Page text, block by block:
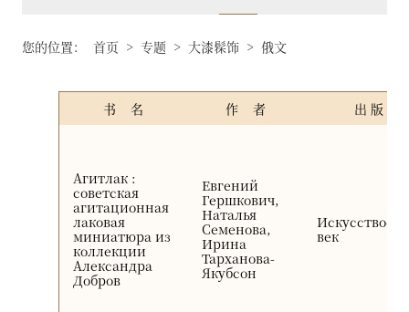
您的位置： 首页 > 专题 > 大漆髹饰 > 俄文
书 名 作 者 出 版 社
Агитлак :
советская
агитационная
лаковая
миниатюра из
коллекции
Александра
Добров
Евгений
Гершкович,
Наталья
Семенова,
Ирина
Тарханова-
Якубсон
Искусство-
век